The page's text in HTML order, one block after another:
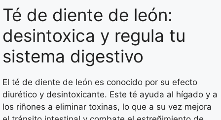
Té de diente de león:
desintoxica y regula tu
sistema digestivo
El té de diente de león es conocido por su efecto
diurético y desintoxicante. Este té ayuda al hígado y a
los riñones a eliminar toxinas, lo que a su vez mejora